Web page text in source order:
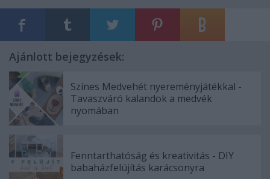
Ajánlott bejegyzések:
Színes Medvehét nyereményjátékkal -
Tavaszváró kalandok a medvék
nyomában
Fenntarthatóság és kreativitás - DIY
babaházfelújítás karácsonyra